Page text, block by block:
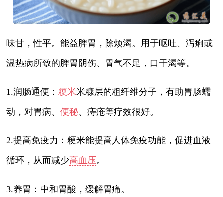
味甘，性平。能益脾胃，除烦渴。用于呕吐、泻痢或
温热病所致的脾胃阴伤、胃气不足，口干渴等。
1.润肠通便：粳米米糠层的粗纤维分子，有助胃肠蠕
动，对胃病、便秘、痔疮等疗效很好。
2.提高免疫力：粳米能提高人体免疫功能，促进血液
循环，从而减少高血压。
3.养胃：中和胃酸，缓解胃痛。